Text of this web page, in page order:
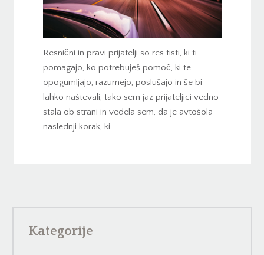
Resnični in pravi prijatelji so res tisti, ki ti
pomagajo, ko potrebuješ pomoč, ki te
opogumljajo, razumejo, poslušajo in še bi
lahko naštevali, tako sem jaz prijateljici vedno
stala ob strani in vedela sem, da je avtošola
naslednji korak, ki…
Kategorije